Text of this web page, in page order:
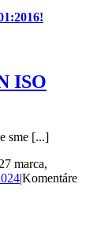
ISO
sme [...]
27 marca,
|Komentáre